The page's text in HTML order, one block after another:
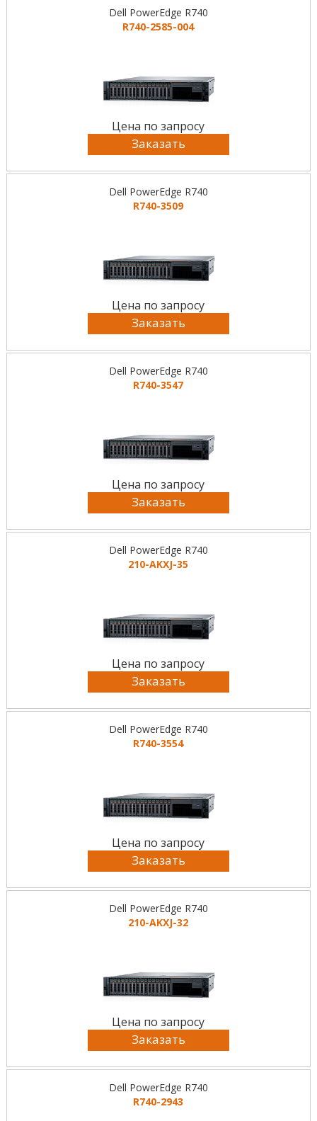
Dell PowerEdge R740
R740-2585-004
Цена по запросу
Заказать
Dell PowerEdge R740
R740-3509
Цена по запросу
Заказать
Dell PowerEdge R740
R740-3547
Цена по запросу
Заказать
Dell PowerEdge R740
210-AKXJ-35
Цена по запросу
Заказать
Dell PowerEdge R740
R740-3554
Цена по запросу
Заказать
Dell PowerEdge R740
210-AKXJ-32
Цена по запросу
Заказать
Dell PowerEdge R740
R740-2943